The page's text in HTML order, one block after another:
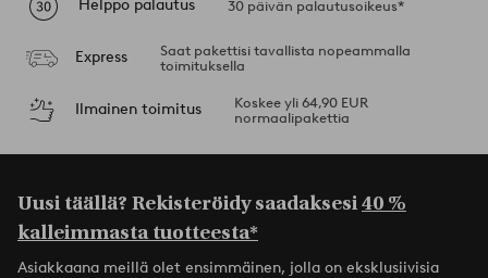
Helppo palautus 30 päivän palautusoikeus*
Express
Saat pakettisi tavallista nopeammalla
toimituksella
Ilmainen toimitus
Koskee yli 64,90 EUR
normaalipakettia
Uusi täällä? Rekisteröidy saadaksesi40 %
kalleimmasta tuotteesta*
Asiakkaana meillä olet ensimmäinen, jolla on eksklusiivisia